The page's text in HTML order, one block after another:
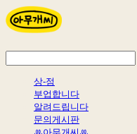
상-점
부업합니다
알려드립니다
문의게시판